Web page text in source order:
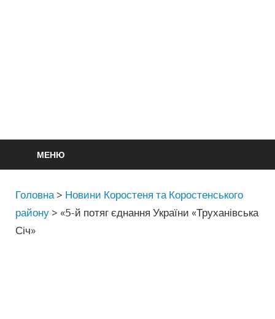
МЕНЮ
Головна > Новини Коростеня та Коростенського
району > «5-й потяг єднання України «Труханівська
Січ»